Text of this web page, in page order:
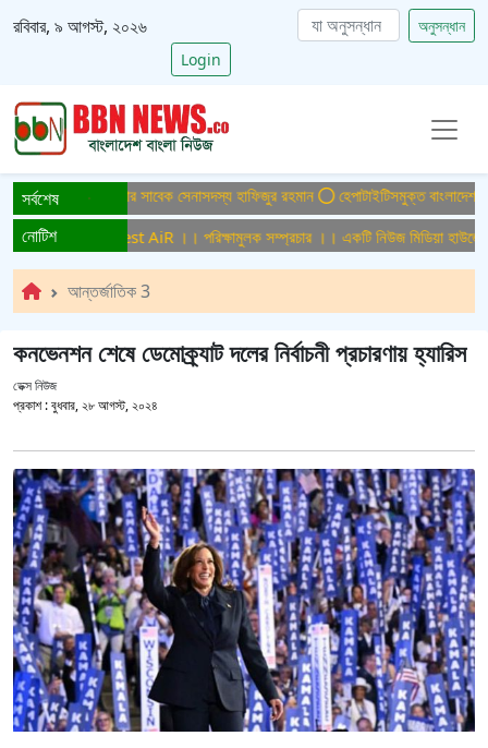
রবিবার, ৯ আগস্ট, ২০২৬
অনুসন্ধান
Login
সর্বশেষ
ফের গ্রেপ্তার সাবেক সেনাসদস্য হাফিজুর রহমান হেপাটাইটিসমুক্ত বাংলাদেশ গড়ে
নোটিশ
সম্প্রচার ।। Test AiR ।। পরিক্ষামুলক সম্প্রচার ।। একটি নিউজ মিডিয়া হাউজের
আন্তর্জাতিক 3
কনভেনশন শেষে ডেমোক্র্যাট দলের নির্বাচনী প্রচারণায় হ্যারিস
ডেক্স নিউজ
প্রকাশ :বুধবার, ২৮ আগস্ট, ২০২৪